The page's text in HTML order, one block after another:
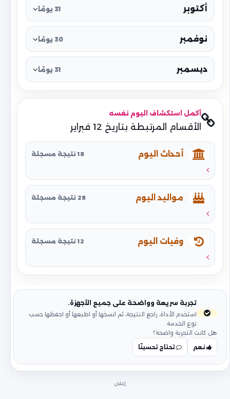
أكتوبر 31 يومًا
نوفمبر 30 يومًا
ديسمبر 31 يومًا
أكمل استكشاف اليوم نفسه
الأقسام المرتبطة بتاريخ 12 فبراير
أحداث اليوم 18 نتيجة مسجلة
مواليد اليوم 28 نتيجة مسجلة
وفيات اليوم 12 نتيجة مسجلة
تجربة سريعة وواضحة على جميع الأجهزة.
استخدم الأداة، راجع النتيجة، ثم انسخها أو اطبعها أو احفظها حسب
نوع الخدمة.
هل كانت التجربة واضحة؟
نعم
تحتاج تحسينًا
إعلان